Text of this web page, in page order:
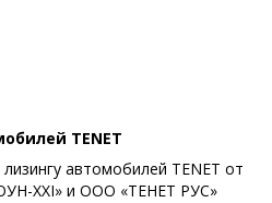
TENET
автомобилей TENET от
XXI» и ООО «ТЕНЕТ РУС»